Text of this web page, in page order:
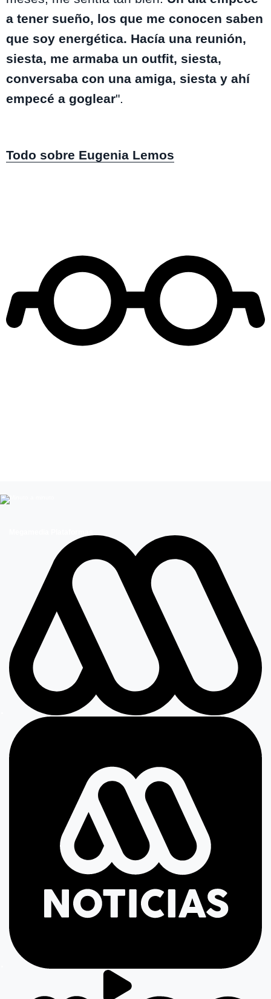
a tener sueño, los que me conocen saben
que soy energética. Hacía una reunión,
siesta, me armaba un outfit, siesta,
conversaba con una amiga, siesta y ahí
empecé a goglear".
Todo sobre Eugenia Lemos